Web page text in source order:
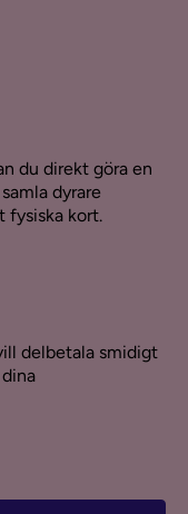
du direkt göra en
dyrare
fysiska kort.
delbetala smidigt